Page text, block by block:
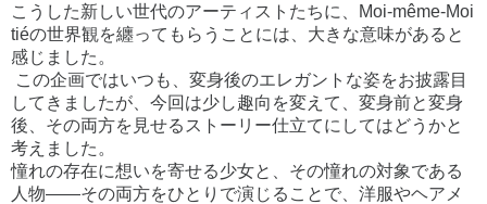
こうした新しい世代のアーティストたちに、Moi-même-Moi
tiéの世界観を纏ってもらうことには、大きな意味があると
感じました。
この企画ではいつも、変身後のエレガントな姿をお披露目
してきましたが、今回は少し趣向を変えて、変身前と変身
後、その両方を見せるストーリー仕立てにしてはどうかと
考えました。
憧れの存在に想いを寄せる少女と、その憧れの対象である
人物——その両方をひとりで演じることで、洋服やヘアメ